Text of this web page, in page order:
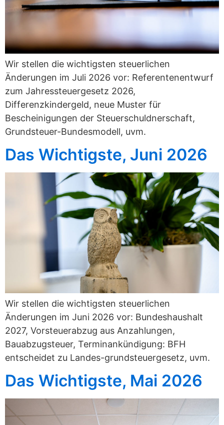
Wir stellen die wichtigsten steuerlichen
Änderungen im Juli 2026 vor: Referentenentwurf
zum Jahressteuergesetz 2026,
Differenzkindergeld, neue Muster für
Bescheinigungen der Steuerschuldnerschaft,
Grundsteuer-Bundesmodell, uvm.
Das Wichtigste, Juni 2026
Wir stellen die wichtigsten steuerlichen
Änderungen im Juni 2026 vor: Bundeshaushalt
2027, Vorsteuerabzug aus Anzahlungen,
Bauabzugsteuer, Terminankündigung: BFH
entscheidet zu Landes-grundsteuergesetz, uvm.
Das Wichtigste, Mai 2026